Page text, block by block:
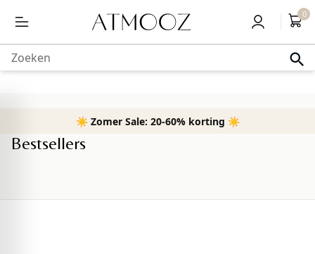
Gratis levering vanaf 50,- 0
Zoeken
☀️ Zomer Sale: 20-60% korting ☀️
Bestsellers
Bestsellers